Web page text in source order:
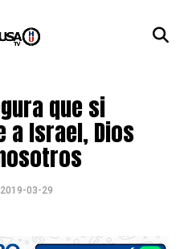
que si
a Israel, Dios
2019-03-29